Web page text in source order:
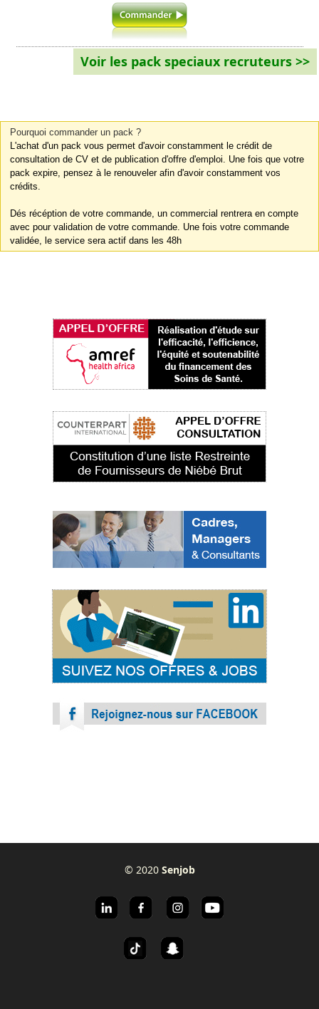
Voir les pack speciaux recruteurs >>
Pourquoi commander un pack ?
L'achat d'un pack vous permet d'avoir constamment le crédit de
consultation de CV et de publication d'offre d'emploi. Une fois que votre
pack expire, pensez à le renouveler afin d'avoir constamment vos
crédits.
Dés récéption de votre commande, un commercial rentrera en compte
avec pour validation de votre commande. Une fois votre commande
validée, le service sera actif dans les 48h
© 2020 Senjob